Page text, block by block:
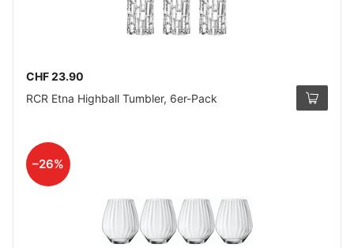
CHF 23.90
RCR Etna Highball Tumbler, 6er-Pack
–26%